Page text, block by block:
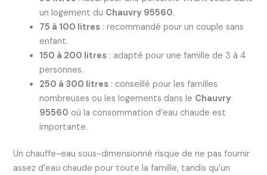
un logement du Chauvry 95560.
75 à 100 litres: recommandé pour un couple sans
enfant.
150 à 200 litres: adapté pour une famille de 3 à 4
personnes.
250 à 300 litres: conseillé pour les familles
nombreuses ou les logements dans le Chauvry
95560 où la consommation d’eau chaude est
importante.
Un chauffe-eau sous-dimensionné risque de ne pas fournir
assez d’eau chaude pour toute la famille, tandis qu’un